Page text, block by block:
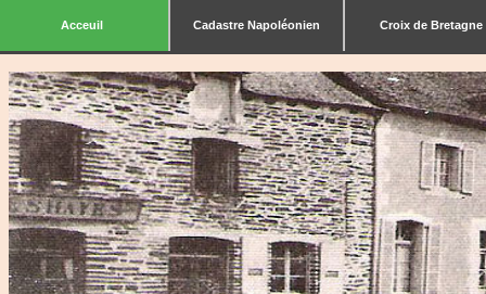
Acceuil Cadastre Napoléonien Croix de Bretagne